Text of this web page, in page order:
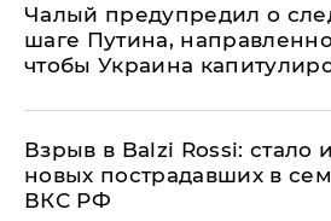
Чалый предупредил о
шаге Путина,
чтобы Украина
Взрыв в Balzi Rossi: стало
новых пострадавших в
ВКС РФ